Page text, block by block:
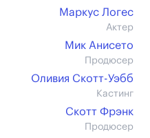
Маркус Логес
Актер
Мик Анисето
Продюсер
Оливия Скотт-Уэбб
Кастинг
Скотт Фрэнк
Продюсер